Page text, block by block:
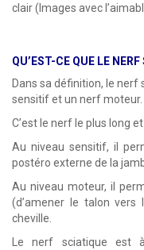
clair (Images avec
QU’EST-CE QUE LE
Dans sa définition, le nerf
sensitif et un nerf moteur.
C’est le nerf le plus long
Au niveau sensitif, il
postéro externe de la
Au niveau moteur, il
(d’amener le talon
cheville.
Le nerf sciatique est